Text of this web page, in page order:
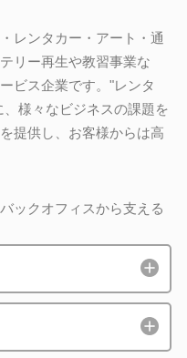
レンタカー・アート・通
リー再生や教習事業な
ビス企業です。"レンタ
様々なビジネスの課題を
提供し、お客様からは高
ックオフィスから支える